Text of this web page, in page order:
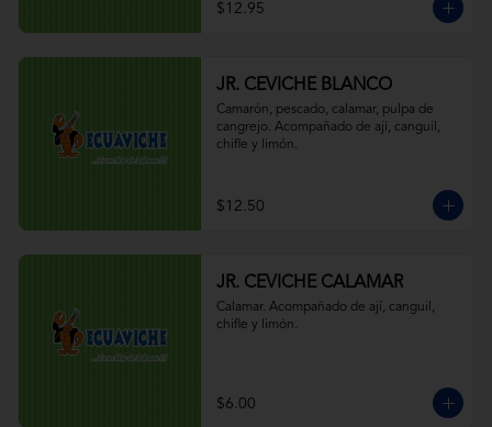
$12.95
JR. CEVICHE BLANCO
Camarón, pescado, calamar, pulpa de
cangrejo. Acompañado de ají, canguil,
chifle y limón.
$12.50
JR. CEVICHE CALAMAR
Calamar. Acompañado de ají, canguil,
chifle y limón.
$6.00